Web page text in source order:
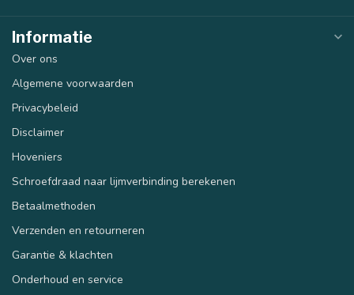
40 mm
Informatie
Over ons
Algemene voorwaarden
Privacybeleid
Disclaimer
Hoveniers
Schroefdraad naar lijmverbinding berekenen
Betaalmethoden
Verzenden en retourneren
Garantie & klachten
Onderhoud en service